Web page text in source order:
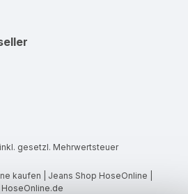
gesetzl. Mehrwertsteuer
kaufen | Jeans Shop HoseOnline |
HoseOnline.de